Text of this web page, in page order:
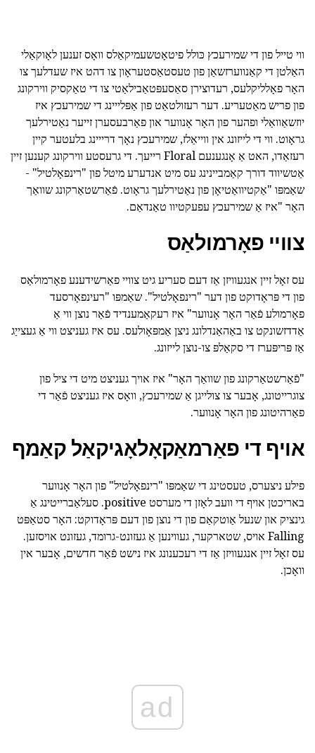
ווי טייל פון די שמירעכץ כּולל פיטאָטשעמיקאַלס וואָס זענען לאָוקאַלי
האַלטן די קאַנווערזשאַן פון טעסטאַסטעראָון צו דהט איז שעדלעך צו
האָר פאָלליקלעס, רעדוצירן סאַסעפּטאַבילאַטי צו די טאַקסיק ווירקונג
פון פריש מאַטעריע. דער רעזולטאַט פון אַפּלייינג די שמירעכץ איז
יוזשאַוואַלי ופהער פון האָר אָנווער און פאַרבעסערן זייער נאַטירלעך
גראָוט. ווי די לייזונג אין ווייאַלז, שמירעכץ נאָך דרייינג בלעטער קיין
רעזאַדו, האט אַ אָנגענעם Floral רייעך. די גרעסטע ווירקונג קענען זיין
אַטשיווד דורך קאַמביינינג עס מיט אנדערע מיטל פון "רינפאָלטיל" -
שאַמפּו "אַקטיוואַטיאָן פון נאַטירלעך גראָוט. פֿאַרשטאַרקונג שוואַך
האָר "איז אַ שמירעכץ עפעקטיוו טאַנדאַם.
צוויי פאָרמולאַס
עס זאָל זיין אנגעוויזן אַז דעם סעריע גיט צוויי פאַרשידענע פאָרמולאַס
פון די פּראָדוקט פון דער "רינפאָלטיל". שאַמפּו "רעינפאָרסעד
פאָרמולע פֿאַר האָר אָנווער" איז רעקאַמענדיד פֿאַר נוצן ווי אַ
אַדדזשונקט צו באַהאַנדלונג ניצן אַמפּאָולעס. עס איז געניצט ווי אַ געצייַג
אַז פּריפּערז די סקאַלפּ צו-נוצן לייזונג.
"פֿאַרשטאַרקונג פון שוואַך האָר" איז אויך געניצט מיט די ציל פון
צוגרייטונג, אָבער צו צולייגן אַ שמירעכץ, וואָס איז געניצט פֿאַר די
פאַרהיטונג פון האָר אָנווער.
אויף די פאַרמאַקאָלאָגיקאַל קאַמף
פילע ניצערס, טעסטינג די שאַמפּו "רינפאָלטיל" פון האָר אָנווער
באריכטן אויף די וועב לאָזן די מערסט positive. סעלאַברייטינג אַ
גינציק און שנעל אַוטקאַם פון די נוצן פון דעם פּראָדוקט: האָר סטאַפּט
Falling אויס, שטארקער, געווינען אַ געזונט-גרומד, געזונט אויסזען.
עס זאָל זיין אנגעוויזן אַז די רעכענונג איז נישט פֿאַר חדשים, אָבער אין
וואָכן.
ad